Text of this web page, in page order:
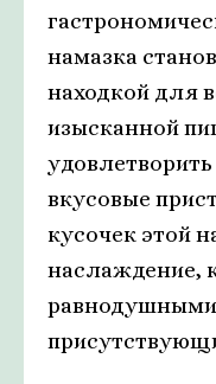
намазка
находкой для
изысканной
вкусовые
кусочек этой
наслаждение,
равнодушными